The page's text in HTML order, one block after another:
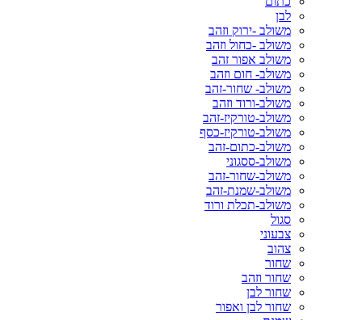
לבן
משולב -ירוק וזהב
משולב -כחול וזהב
משולב אפור זהב
משולב- חום וזהב
משולב- שחור-זהב
משולב-ורוד וזהב
משולב-טורקיז-זהב
משולב-טורקיז-כסף
משולב-כתום-זהב
משולב-ססגוני
משולב-שחור-זהב
משולב-שמנת-זהב
משולב-תכלת ורוד
סגול
צבעוני
צהוב
שחור
שחור וזהב
שחור לבן
שחור לבן ואפור